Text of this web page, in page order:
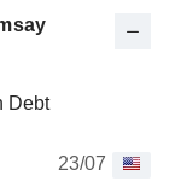
Debt
23/07